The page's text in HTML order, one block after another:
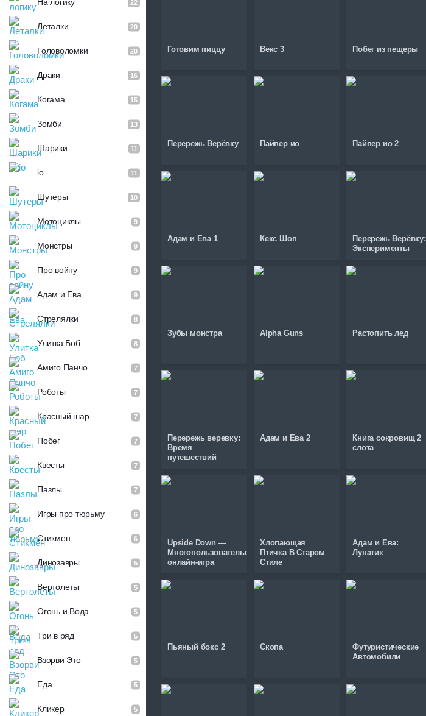
22
Леталки 20
Головоломки 20
Драки 16
Когама 15
Зомби 13
Шарики 11
io 11
Шутеры 10
Мотоциклы 9
Монстры 9
Про войну 9
Адам и Ева 9
Стрелялки 8
Улитка Боб 8
Амиго Панчо 7
Роботы 7
Красный шар 7
Побег 7
Квесты 7
Пазлы 7
Игры про тюрьму 6
Стикмен 6
Динозавры 5
Вертолеты 5
Огонь и Вода 5
Три в ряд 5
Взорви Это 5
Еда 5
Кликер 5
Готовим пиццу Векс 3 Побег из пещеры
Перережь Верёвку Пайпер ио Пайпер ио 2
Адам и Ева 1 Кекс Шоп
Перережь Верёвку:
Эксперименты
Зубы монстра Alpha Guns Растопить лед
Перережь веревку:
Время
путешествий
Адам и Ева 2
Книга сокровищ 2
слота
Upside Down —
Многопользовательская
онлайн-игра
Хлопающая
Птичка В Старом
Стиле
Адам и Ева:
Лунатик
Пьяный бокс 2 Скопа
Футуристические
Автомобили